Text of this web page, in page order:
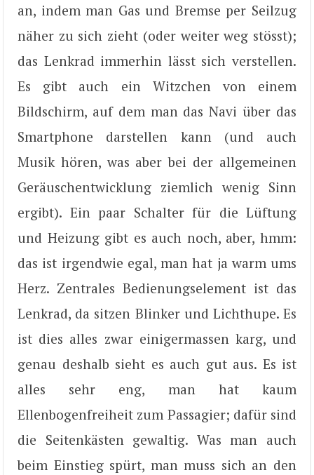
an, indem man Gas und Bremse per Seilzug
näher zu sich zieht (oder weiter weg stösst);
das Lenkrad immerhin lässt sich verstellen.
Es gibt auch ein Witzchen von einem
Bildschirm, auf dem man das Navi über das
Smartphone darstellen kann (und auch
Musik hören, was aber bei der allgemeinen
Geräuschentwicklung ziemlich wenig Sinn
ergibt). Ein paar Schalter für die Lüftung
und Heizung gibt es auch noch, aber, hmm:
das ist irgendwie egal, man hat ja warm ums
Herz. Zentrales Bedienungselement ist das
Lenkrad, da sitzen Blinker und Lichthupe. Es
ist dies alles zwar einigermassen karg, und
genau deshalb sieht es auch gut aus. Es ist
alles sehr eng, man hat kaum
Ellenbogenfreiheit zum Passagier; dafür sind
die Seitenkästen gewaltig. Was man auch
beim Einstieg spürt, man muss sich an den